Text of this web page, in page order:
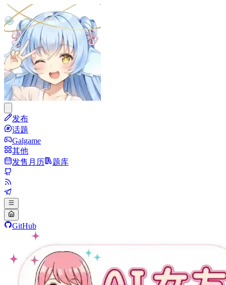
发布
话题
Galgame
其他
发售月历
题库
GitHub